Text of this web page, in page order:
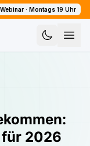
· Montags 19 Uhr
2026